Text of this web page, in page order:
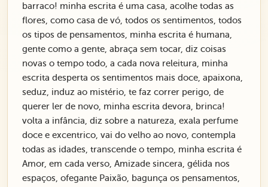
barraco! minha escrita é uma casa, acolhe todas as
flores, como casa de vó, todos os sentimentos, todos
os tipos de pensamentos, minha escrita é humana,
gente como a gente, abraça sem tocar, diz coisas
novas o tempo todo, a cada nova releitura, minha
escrita desperta os sentimentos mais doce, apaixona,
seduz, induz ao mistério, te faz correr perigo, de
querer ler de novo, minha escrita devora, brinca!
volta a infância, diz sobre a natureza, exala perfume
doce e excentrico, vai do velho ao novo, contempla
todas as idades, transcende o tempo, minha escrita é
Amor, em cada verso, Amizade sincera, gélida nos
espaços, ofegante Paixão, bagunça os pensamentos,